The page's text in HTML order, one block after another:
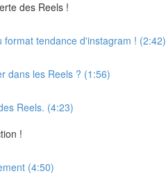
des Reels !
format tendance d'instagram ! (2:42)
dans les Reels ? (1:56)
Reels. (4:23)
!
(4:50)